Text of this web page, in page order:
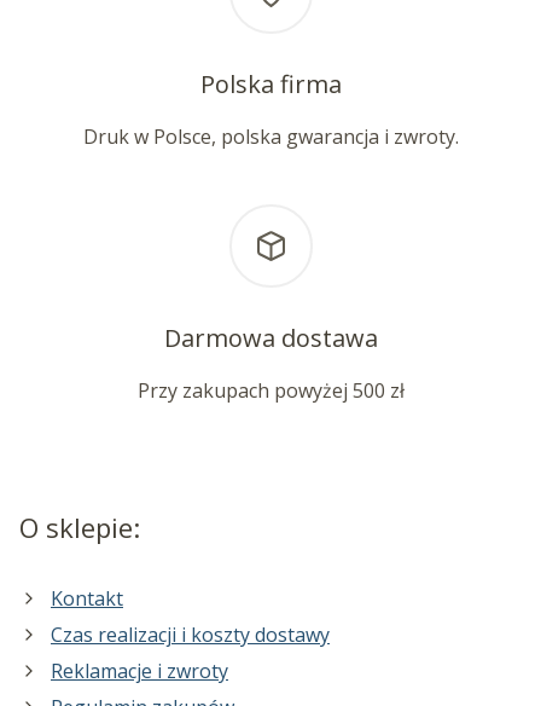
Polska firma
Druk w Polsce, polska gwarancja i zwroty.
Darmowa dostawa
Przy zakupach powyżej 500 zł
O sklepie:
Kontakt
Czas realizacji i koszty dostawy
Reklamacje i zwroty